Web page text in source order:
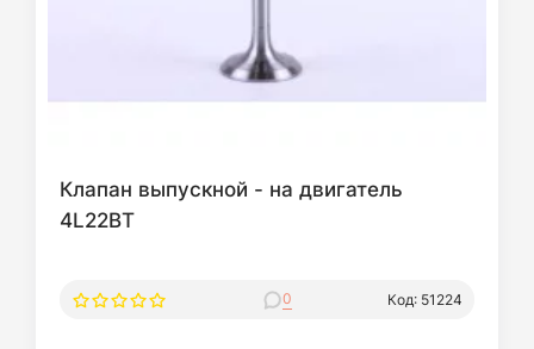
Клапан выпускной - на двигатель
4L22BT
0 Код: 51224